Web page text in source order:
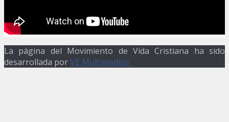
La página del Movimiento de Vida Cristiana ha sido
desarrollada porVE Multimedios